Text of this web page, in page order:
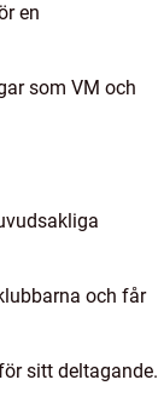
en
som VM och
och får
sitt deltagande.